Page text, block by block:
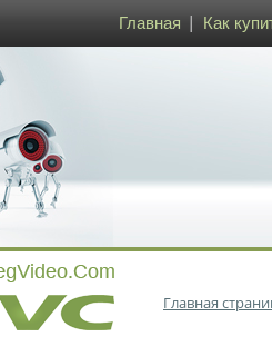
Главная Как
Главная